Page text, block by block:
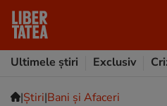
Ultimele știri
Exclusiv
|Ştiri|Bani și Afaceri